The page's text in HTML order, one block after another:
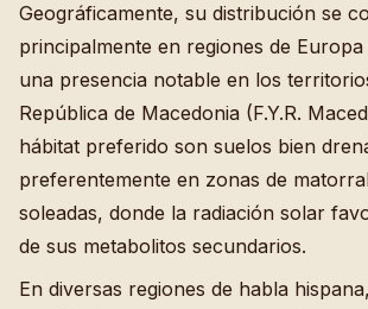
Geográficamente, su distribución se
principalmente en regiones de
una presencia notable en los
República de Macedonia (F.Y.R.
hábitat preferido son suelos bien
preferentemente en zonas de
soleadas, donde la radiación solar
de sus metabolitos secundarios.
En diversas regiones de habla